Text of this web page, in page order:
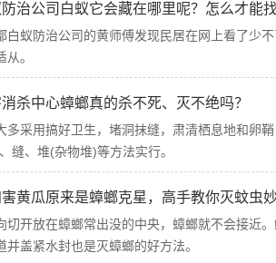
治公司白蚁它会藏在哪里呢？怎么才能
白蚁防治公司的黄师傅发现民居在网上看了少
。
杀中心蟑螂真的杀不死、灭不绝吗？
多采用搞好卫生，堵洞抹缝，肃清栖息地和卵
缝、堆(杂物堆)等方法实行。
黄瓜原来是蟑螂克星，高手教你灭蚊虫
切开放在蟑螂常出没的中央，蟑螂就不会接近
并盖紧水封也是灭蟑螂的好方法。